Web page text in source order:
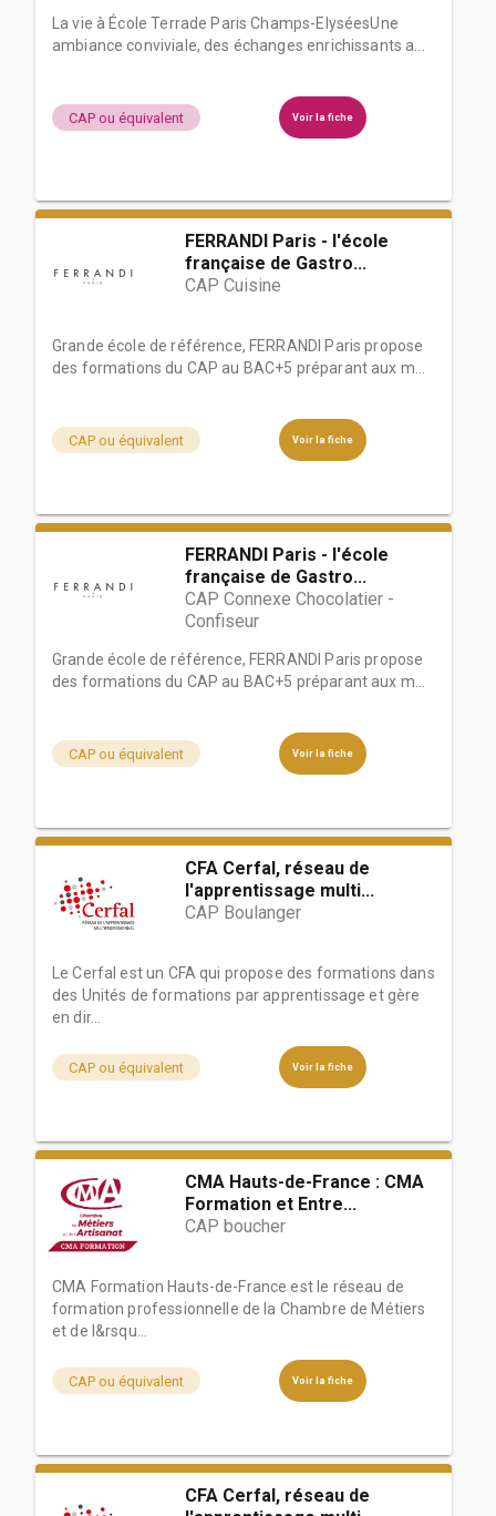
La vie à École Terrade Paris Champs-ElyséesUne
ambiance conviviale, des échanges enrichissants a...
CAP ou équivalent Voir la fiche
FERRANDI Paris - l'école
française de Gastro...
CAP Cuisine
Grande école de référence, FERRANDI Paris propose
des formations du CAP au BAC+5 préparant aux m...
CAP ou équivalent Voir la fiche
FERRANDI Paris - l'école
française de Gastro...
CAP Connexe Chocolatier -
Confiseur
Grande école de référence, FERRANDI Paris propose
des formations du CAP au BAC+5 préparant aux m...
CAP ou équivalent Voir la fiche
CFA Cerfal, réseau de
l'apprentissage multi...
CAP Boulanger
Le Cerfal est un CFA qui propose des formations dans
des Unités de formations par apprentissage et gère
en dir...
CAP ou équivalent Voir la fiche
CMA Hauts-de-France : CMA
Formation et Entre...
CAP boucher
CMA Formation Hauts-de-France est le réseau de
formation professionnelle de la Chambre de Métiers
et de l&rsqu...
CAP ou équivalent Voir la fiche
CFA Cerfal, réseau de